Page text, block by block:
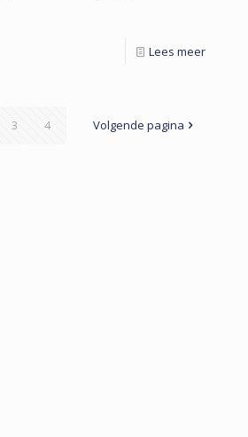
Lees meer
3 4 Volgende pagina